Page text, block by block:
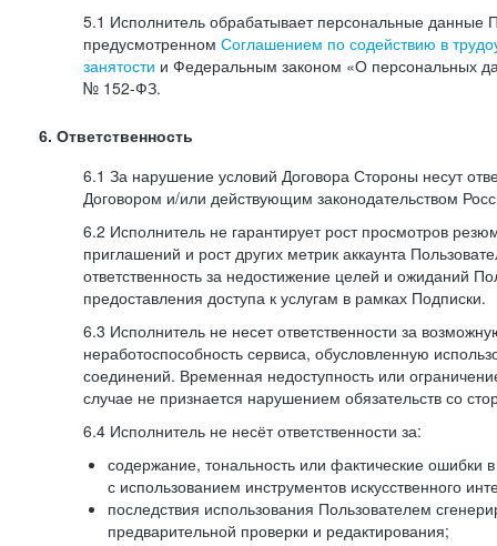
5.1 Исполнитель обрабатывает персональные данные
предусмотренном Соглашением по содействию в
занятости и Федеральным законом «О персональных
№ 152-ФЗ.
6. Ответственность
6.1 За нарушение условий Договора Стороны несут
Договором и/или действующим законодательством
6.2 Исполнитель не гарантирует рост просмотров
приглашений и рост других метрик аккаунта
ответственность за недостижение целей и ожиданий
предоставления доступа к услугам в рамках Подписки.
6.3 Исполнитель не несет ответственности за
неработоспособность сервиса, обусловленную
соединений. Временная недоступность или
случае не признается нарушением обязательств со
6.4 Исполнитель не несёт ответственности за:
содержание, тональность или фактические ошибки
с использованием инструментов искусственного
последствия использования Пользователем
предварительной проверки и редактирования;